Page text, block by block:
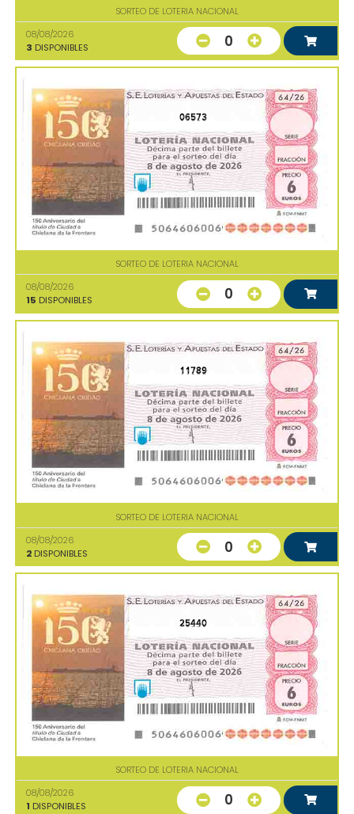
SORTEO DE LOTERIA NACIONAL
08/08/2026
3 DISPONIBLES 0
06573
SORTEO DE LOTERIA NACIONAL
08/08/2026
15 DISPONIBLES 0
11789
SORTEO DE LOTERIA NACIONAL
08/08/2026
2 DISPONIBLES 0
25440
SORTEO DE LOTERIA NACIONAL
08/08/2026
1 DISPONIBLES 0